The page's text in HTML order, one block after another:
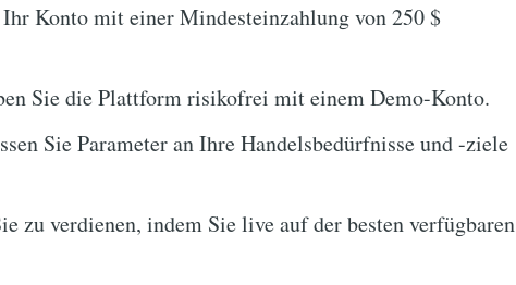
Konto mit einer Mindesteinzahlung von 250 $
Sie die Plattform risikofrei mit einem Demo-Konto.
Sie Parameter an Ihre Handelsbedürfnisse und -ziele
zu verdienen, indem Sie live auf der besten verfügbaren